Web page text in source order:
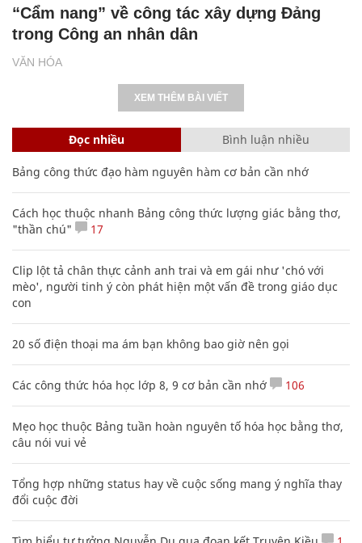
VĂN HÓA
“Cẩm nang” về công tác xây dựng Đảng
trong Công an nhân dân
XEM THÊM BÀI VIẾT
Đọc nhiều Bình luận nhiều
Bảng công thức đạo hàm nguyên hàm cơ bản cần nhớ
Cách học thuộc nhanh Bảng công thức lượng giác bằng thơ,
"thần chú"
17
Clip lột tả chân thực cảnh anh trai và em gái như 'chó với
mèo', người tinh ý còn phát hiện một vấn đề trong giáo dục
con
20 số điện thoại ma ám bạn không bao giờ nên gọi
Các công thức hóa học lớp 8, 9 cơ bản cần nhớ 106
Mẹo học thuộc Bảng tuần hoàn nguyên tố hóa học bằng thơ,
câu nói vui vẻ
Tổng hợp những status hay về cuộc sống mang ý nghĩa thay
đổi cuộc đời